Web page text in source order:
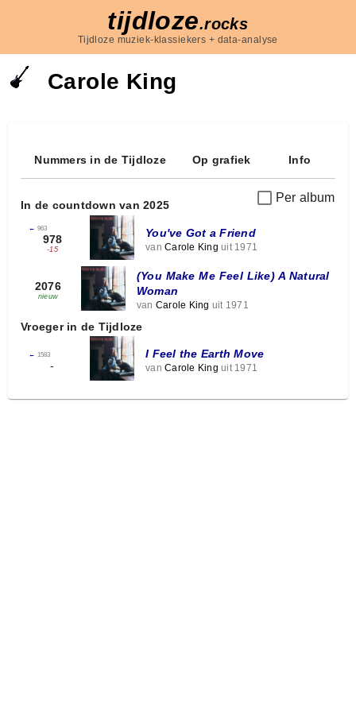
tijdloze.rocks
Tijdloze muziek-klassiekers + data-analyse
Carole King
Nummers in de Tijdloze Op grafiek Info
Per album
In de countdown van 2025
← 963
978
-15
You've Got a Friend
van Carole King uit 1971
2076
nieuw
(You Make Me Feel Like) A Natural
Woman
van Carole King uit 1971
Vroeger in de Tijdloze
← 1583
-
I Feel the Earth Move
van Carole King uit 1971